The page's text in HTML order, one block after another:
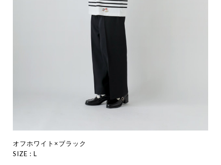
オフホワイト×ブラック
SIZE : L